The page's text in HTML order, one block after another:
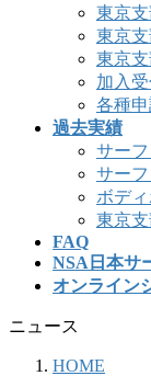
東京
東京
東京
加入
各種
過去実績
サー
サー
ボデ
東京
FAQ
NSA日本サ
オンライン
ニュース
HOME